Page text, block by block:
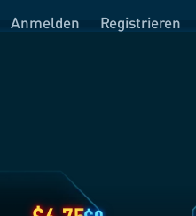
Anmelden Registrieren